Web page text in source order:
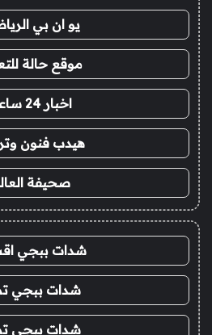
يو ان بي
موقع حالة
اخبار 24 ساعة
هيدب فنون
صحيفة
شدات ببجي
شدات ببجي
شدات ببجي